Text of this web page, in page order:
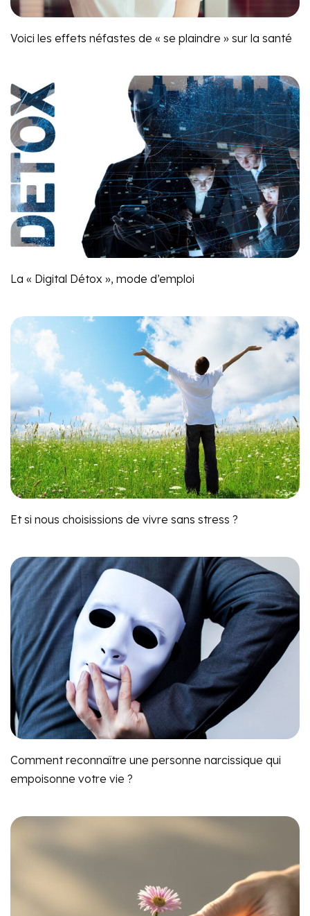
Voici les effets néfastes de « se plaindre » sur la santé
La « Digital Détox », mode d’emploi
Et si nous choisissions de vivre sans stress ?
Comment reconnaître une personne narcissique qui
empoisonne votre vie ?